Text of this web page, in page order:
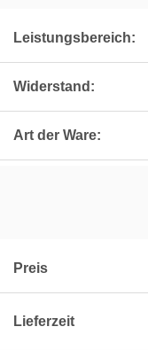
Leistungsbereich:
Widerstand:
Art der Ware:
Preis
Lieferzeit